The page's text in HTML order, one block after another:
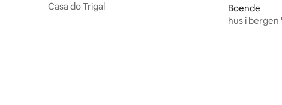
Casa do Trigal
Boende
hus i bergen